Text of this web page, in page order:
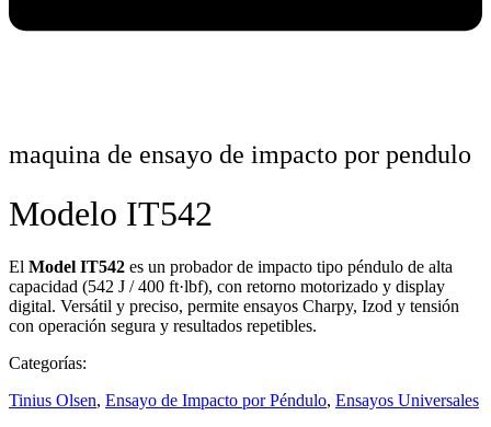
maquina de ensayo de impacto por pendulo
Modelo IT542
El Model IT542 es un probador de impacto tipo péndulo de alta
capacidad (542 J / 400 ft·lbf), con retorno motorizado y display
digital. Versátil y preciso, permite ensayos Charpy, Izod y tensión
con operación segura y resultados repetibles.
Categorías:
Tinius Olsen, Ensayo de Impacto por Péndulo, Ensayos Universales